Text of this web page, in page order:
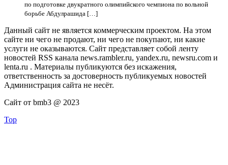
по подготовке двукратного олимпийского чемпиона по вольной
борьбе Абдулрашида […]
Данный сайт не является коммерческим проектом. На этом
сайте ни чего не продают, ни чего не покупают, ни какие
услуги не оказываются. Сайт представляет собой ленту
новостей RSS канала news.rambler.ru, yandex.ru, newsru.com и
lenta.ru . Материалы публикуются без искажения,
ответственность за достоверность публикуемых новостей
Администрация сайта не несёт.
Сайт от bmb3 @ 2023
Top